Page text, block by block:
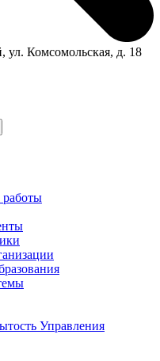
ул. Комсомольская, д. 18
работы
Управления